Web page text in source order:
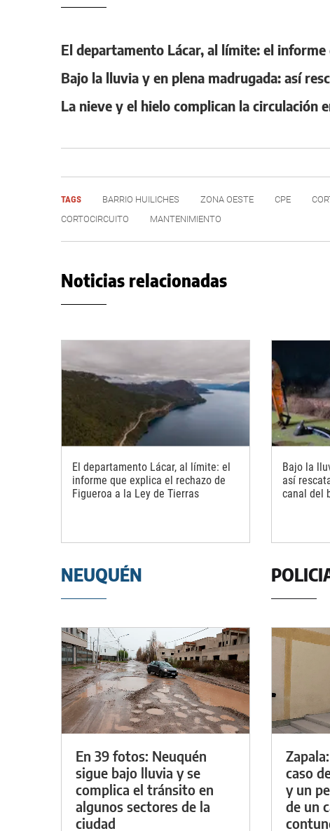
El departamento Lácar, al límite: el
Bajo la lluvia y en plena madrugada: así
La nieve y el hielo complican la circulación
TAGS BARRIO HUILICHES ZONA OESTE CPE
CORTOCIRCUITO
MANTENIMIENTO
Noticias relacionadas
El departamento Lácar, al límite: el
informe que explica el rechazo de
Figueroa a la Ley de Tierras
Bajo la
así
canal del
NEUQUÉN
En 39 fotos: Neuquén
sigue bajo lluvia y se
complica el tránsito en
algunos sectores de la
ciudad
caso
y un
de un